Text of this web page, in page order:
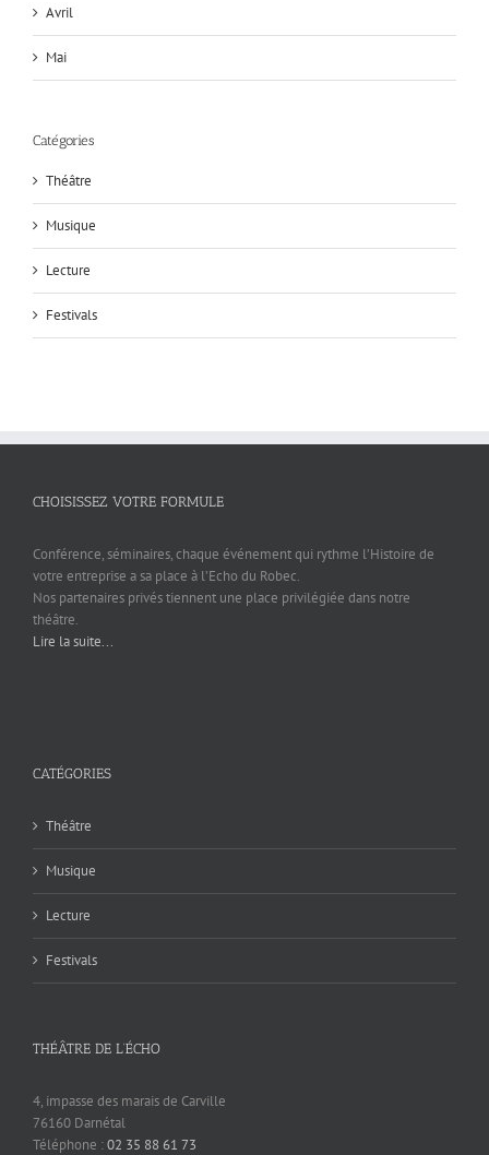
Avril
Mai
Catégories
Théâtre
Musique
Lecture
Festivals
CHOISISSEZ VOTRE FORMULE
Conférence, séminaires, chaque événement qui rythme l’Histoire de
votre entreprise a sa place à l’Echo du Robec.
Nos partenaires privés tiennent une place privilégiée dans notre
théâtre.
Lire la suite...
CATÉGORIES
Théâtre
Musique
Lecture
Festivals
THÉÂTRE DE L’ÉCHO
4, impasse des marais de Carville
76160 Darnétal
Téléphone :02 35 88 61 73